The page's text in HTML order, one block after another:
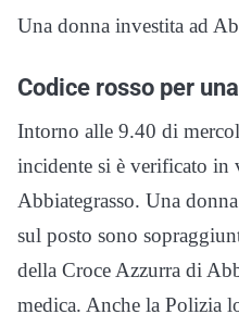
Una donna investita ad
Codice rosso per
Intorno alle 9.40 di
incidente si è verificato in
Abbiategrasso. Una
sul posto sono
della Croce Azzurra di
medica. Anche la Polizia